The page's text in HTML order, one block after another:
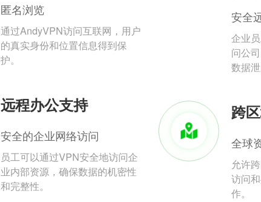
匿名浏览
通过AndyVPN访问互联网，用户
的真实身份和位置信息得到保
护。
安全
企业
问公
数据泄
远程办公支持
安全的企业网络访问
员工可以通过VPN安全地访问企
业内部资源，确保数据的机密性
和完整性。
跨
全球
允许
访问
作。